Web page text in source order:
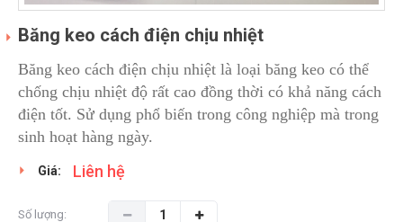
Băng keo cách điện chịu nhiệt
Băng keo cách điện chịu nhiệt là loại băng keo có thể
chống chịu nhiệt độ rất cao đồng thời có khả năng cách
điện tốt. Sử dụng phổ biến trong công nghiệp mà trong
sinh hoạt hàng ngày.
Giá: Liên hệ
Số lượng: